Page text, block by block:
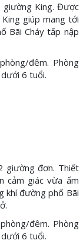
King. Được
giúp mang tới
Bãi Cháy tấp nập
đêm. Phòng
6 tuổi.
giường đơn. Thiết
cảm giác vừa ấm
khí đường phố Bãi
đêm. Phòng
6 tuổi.